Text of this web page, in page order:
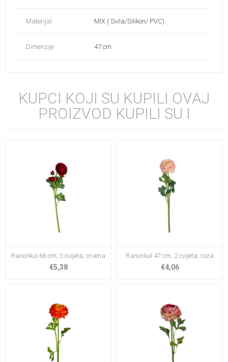
Materijal MIX ( Svila/Silikon/ PVC)
Dimenzije 47 cm
KUPCI KOJI SU KUPILI OVAJ
PROIZVOD KUPILI SU I
Ranonkul 66 cm; 3 cvijeta; crvena
€5,38
Ranonkul 47 cm; 2 cvijeta; roza
€4,06